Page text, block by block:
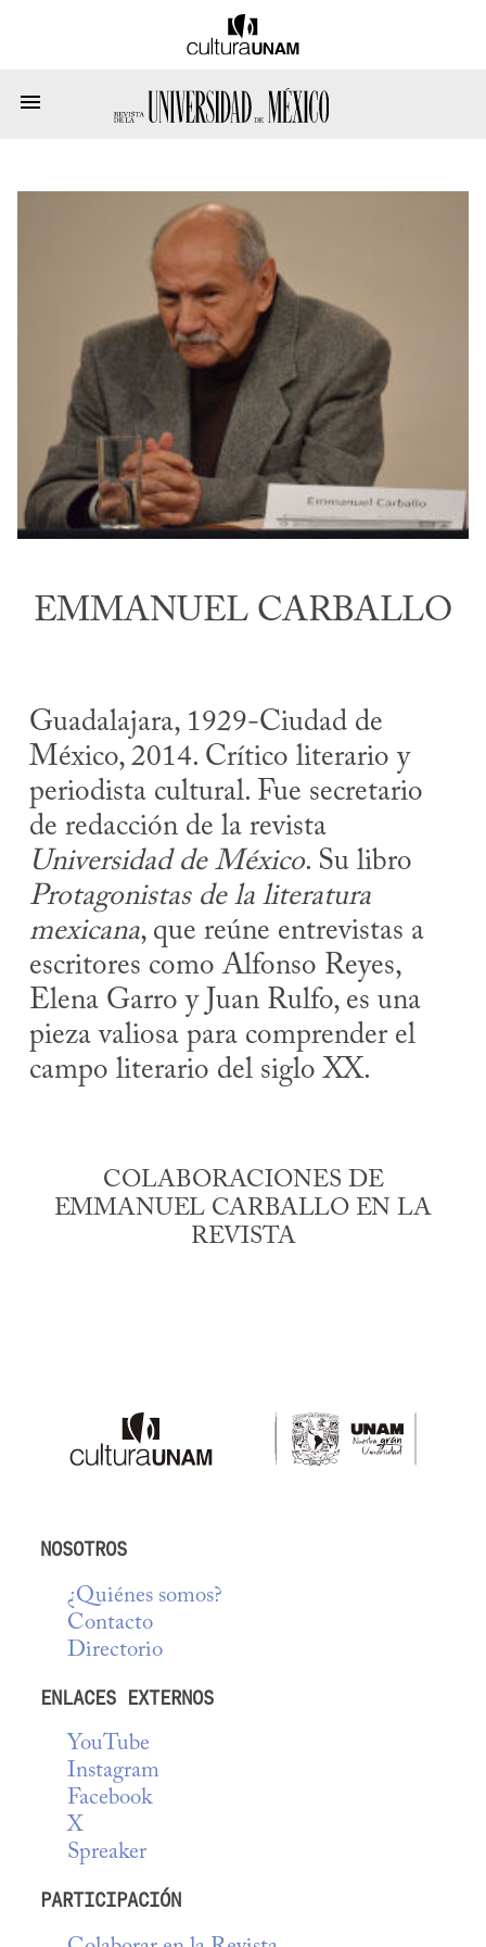
EMMANUEL CARBALLO
Guadalajara, 1929-Ciudad de
México, 2014. Crítico literario y
periodista cultural. Fue secretario
de redacción de la revista
Universidad de México. Su libro
Protagonistas de la literatura
mexicana, que reúne entrevistas a
escritores como Alfonso Reyes,
Elena Garro y Juan Rulfo, es una
pieza valiosa para comprender el
campo literario del siglo XX.
COLABORACIONES DE
EMMANUEL CARBALLO EN LA
REVISTA
NOSOTROS
¿Quiénes somos?
Contacto
Directorio
ENLACES EXTERNOS
YouTube
Instagram
Facebook
X
Spreaker
PARTICIPACIÓN